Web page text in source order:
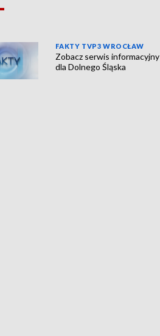
FAKTY TVP3 WROCŁAW
Zobacz serwis informacyjny
dla Dolnego Śląska